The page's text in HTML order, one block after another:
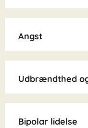
Angst
Udbrændthed
Bipolar lidelse